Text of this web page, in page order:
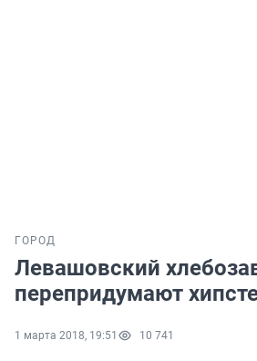
ГОРОД
Левашовский
перепридумают
1 марта 2018, 19:51 10 741